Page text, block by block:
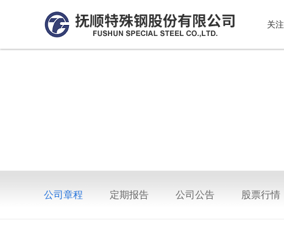
关
公司章程 定期报告 公司公告 股票行情